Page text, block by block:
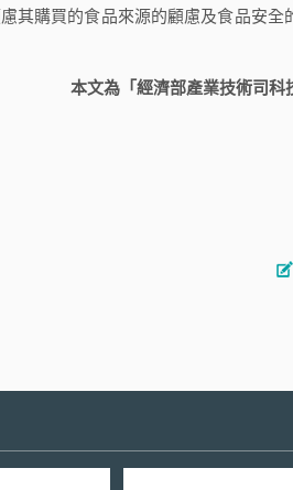
其購買的食品來源的顧慮及食品安全
本文為「經濟部產業技術司科